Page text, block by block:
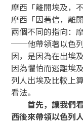
摩西「離開埃及，
摩西「因著信，離
兩個不同的指向：
──他帶領著以色
因，是因為在出埃
因為懼怕而逃離埃
列人出埃及比較上
看法。
首先，讓我們看
西後來帶領以色列